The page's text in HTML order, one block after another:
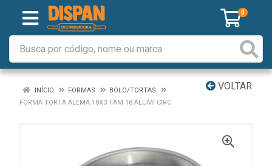
0
VOLTAR
INÍCIO FORMAS
BOLO/TORTAS
FORMA TORTA ALEMA 18X3 TAM 18 ALUMI CIRC